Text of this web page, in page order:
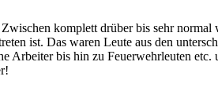
komplett drüber bis sehr
ist. Das waren Leute aus den
Arbeiter bis hin zu Feuerwehrleuten etc.